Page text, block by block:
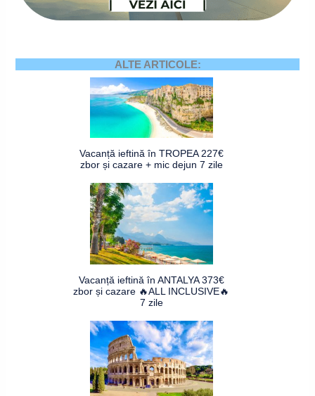
ALTE ARTICOLE:
Vacanță ieftină în TROPEA 227€
zbor și cazare + mic dejun 7 zile
Vacanță ieftină în ANTALYA 373€
zbor și cazare 🔥ALL INCLUSIVE🔥
7 zile